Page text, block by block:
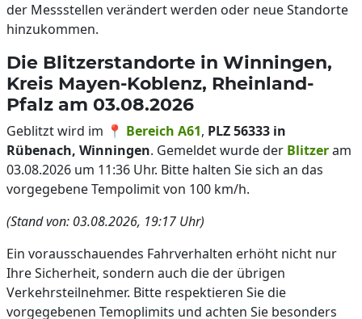
der Messstellen verändert werden oder neue Standorte
hinzukommen.
Die Blitzerstandorte in Winningen,
Kreis Mayen-Koblenz, Rheinland-
Pfalz am 03.08.2026
Geblitzt wird im 📍 Bereich A61, PLZ 56333 in
Rübenach, Winningen. Gemeldet wurde der Blitzeram
03.08.2026 um 11:36 Uhr. Bitte halten Sie sich an das
vorgegebene Tempolimit von 100 km/h.
(Stand von: 03.08.2026, 19:17 Uhr)
Ein vorausschauendes Fahrverhalten erhöht nicht nur
Ihre Sicherheit, sondern auch die der übrigen
Verkehrsteilnehmer. Bitte respektieren Sie die
vorgegebenen Temoplimits und achten Sie besonders